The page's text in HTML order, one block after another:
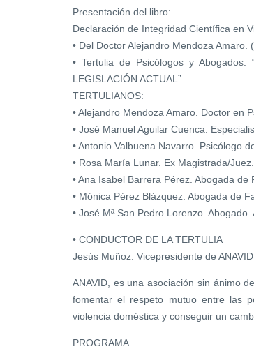
Presentación del libro:
Declaración de Integridad Científica en
• Del Doctor Alejandro Mendoza Amaro.
• Tertulia de Psicólogos y Abogados:
LEGISLACIÓN ACTUAL”
TERTULIANOS:
• Alejandro Mendoza Amaro. Doctor en
• José Manuel Aguilar Cuenca.
• Antonio Valbuena Navarro. Psicólogo
• Rosa María Lunar. Ex Magistrada/
• Ana Isabel Barrera Pérez. Abogada de
• Mónica Pérez Blázquez. Abogada de
• José Mª San Pedro Lorenzo. Abogado.
• CONDUCTOR DE LA TERTULIA
Jesús Muñoz. Vicepresidente de ANAVID.
ANAVID, es una asociación sin ánimo
fomentar el respeto mutuo entre las
violencia doméstica y conseguir un
PROGRAMA